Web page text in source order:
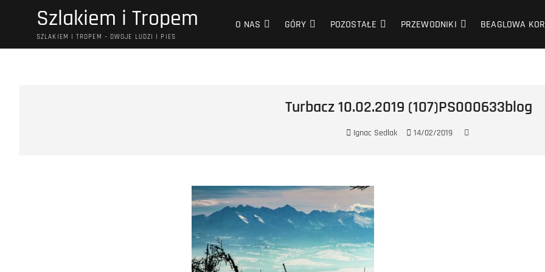
Szlakiem i Tropem
SZLAKIEM I TROPEM – DWOJE LUDZI I PIES
O NAS GÓRY POZOSTAŁE PRZEWODNIKI BEAGLOWA
Turbacz 10.02.2019 (107)PS000633blog
Ignac Sedlak 14/02/2019